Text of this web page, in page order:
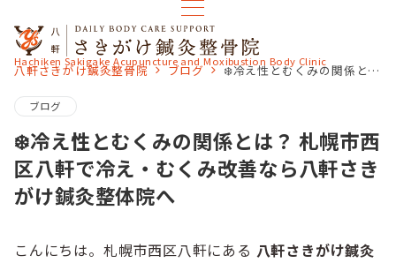
Hachiken Sakigake Acupuncture and Moxibustion Body Clinic
八軒さきがけ鍼灸整骨院 ブログ ❄️冷え性とむくみの関係とは？ 札幌市西区八軒で冷え・むくみ改善なら八軒さきがけ鍼灸整体院へ
ブログ
❄️冷え性とむくみの関係とは？ 札幌市西
区八軒で冷え・むくみ改善なら八軒さき
がけ鍼灸整体院へ
こんにちは。札幌市西区八軒にある 八軒さきがけ鍼灸